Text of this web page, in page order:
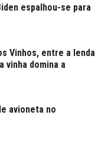
espalhou-se para
Vinhos, entre a lenda
vinha domina a
avioneta no